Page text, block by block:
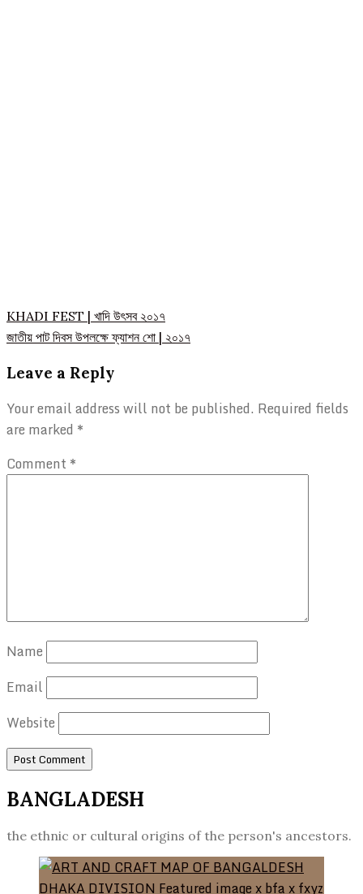
Post
navigation
KHADI FEST | খাদি উৎসব ২০১৭
জাতীয় পাট দিবস উপলক্ষে ফ্যাশন শো | ২০১৭
Leave a Reply
Your email address will not be published. Required fields
are marked *
Comment *
Name
Email
Website
BANGLADESH
the ethnic or cultural origins of the person's ancestors.